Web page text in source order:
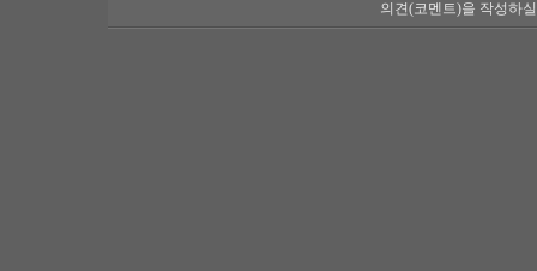
의견(코멘트)을 작성하